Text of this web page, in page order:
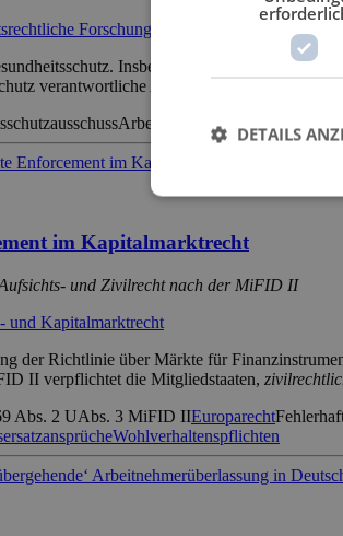
Forschungsergebnisse
Insbesondere in Krisenzeiten
verantwortliche Arbeitgeber als auch der
Arbeitsschutzorganisation
im Kapitalmarktrecht
und Zivilrecht nach der MiFID II
und Kapitalmarktrecht
der Richtlinie über Märkte für
II verpflichtet die Mitgliedstaaten,
Abs. 2 UAbs. 3 MiFID IIEuroparecht
Wohlverhaltenspflichten
DETAILS